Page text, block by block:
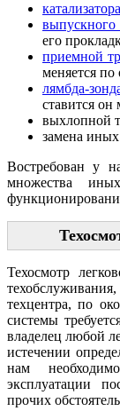
катализатора
выпускного
его
приемной
меняется по
лямбда-
ставится
выхлопной
замена
Востребован у
множества
Техосмотр
техцентра, по
системы
владелец любой
истечении
нам
эксплуатации
прочих